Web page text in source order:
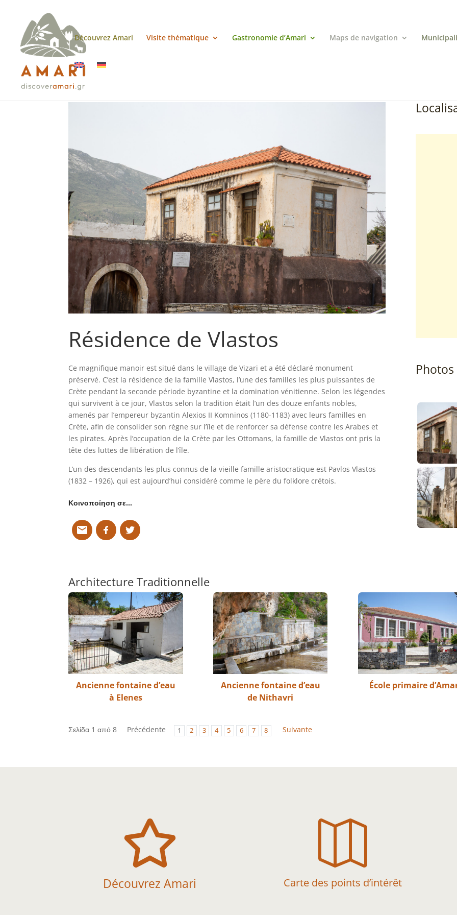
Découvrez Amari Visite thématique Gastronomie d’Amari Maps de navigation
Résidence de Vlastos
Ce magnifique manoir est situé dans le village de Vizari et a été déclaré monument
préservé. C’est la résidence de la famille Vlastos, l’une des familles les plus puissantes de
Crète pendant la seconde période byzantine et la domination vénitienne. Selon les légendes
qui survivent à ce jour, Vlastos selon la tradition était l’un des douze enfants nobles,
amenés par l’empereur byzantin Alexios II Komninos (1180-1183) avec leurs familles en
Crète, afin de consolider son règne sur l’île et de renforcer sa défense contre les Arabes et
les pirates. Après l’occupation de la Crète par les Ottomans, la famille de Vlastos ont pris la
tête des luttes de libération de l’île.
L’un des descendants les plus connus de la vieille famille aristocratique est Pavlos Vlastos
(1832 – 1926), qui est aujourd’hui considéré comme le père du folklore crétois.
Κοινοποίηση σε…
Photos
Architecture Traditionnelle
Ancienne fontaine d’eau
à Elenes
Ancienne fontaine d’eau
de Nithavri
École primaire
Σελίδα 1 από 8 Précédente 1 2 3 4 5 6 7 8 Suivante

Découvrez Amari

Carte des points d’intérêt